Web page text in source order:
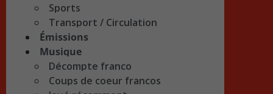
Sports
Transport / Circulation
Émissions
Musique
Décompte franco
Coups de coeur francos